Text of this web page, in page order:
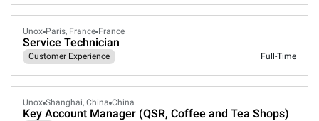
Unox Paris, France France
Service Technician
Customer Experience Full-Time
Unox Shanghai, China China
Key Account Manager (QSR, Coffee and Tea Shops)